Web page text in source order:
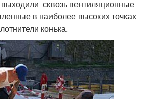
сквозь вентиляционные
в наиболее высоких точках
конька.